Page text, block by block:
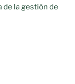
de la gestión de